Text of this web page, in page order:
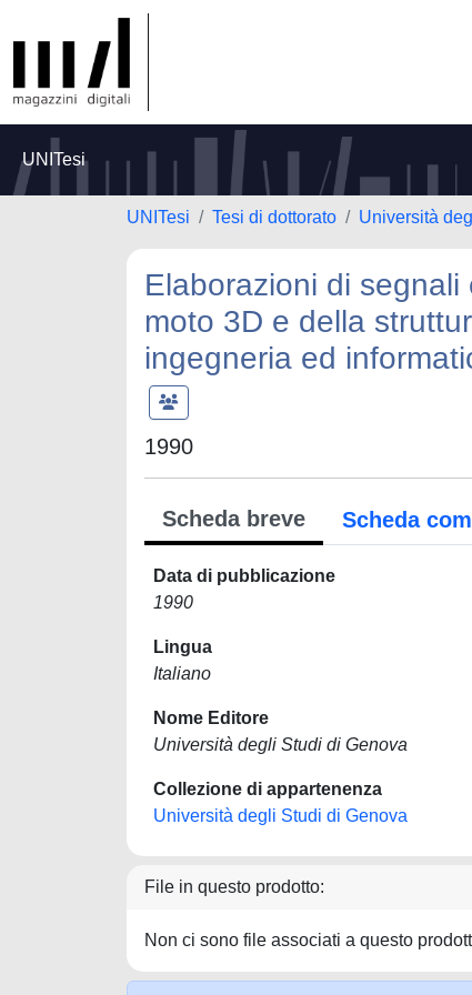
UNITesi
UNITesi Tesi di dottorato Università
Elaborazioni di
moto 3D e della
ingegneria ed
1990
Scheda breve Scheda
Data di pubblicazione
1990
Lingua
Italiano
Nome Editore
Università degli Studi di Genova
Collezione di appartenenza
Università degli Studi di Genova
File in questo prodotto:
Non ci sono file associati a questo